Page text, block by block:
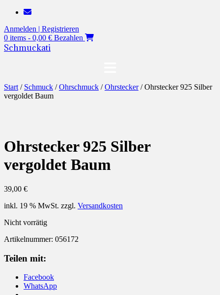
Zum
springen
Anmelden | Registrieren
0 items - 0,00 € Bezahlen
Schmuckati
Start / Schmuck /Ohrschmuck /Ohrstecker/ Ohrstecker 925 Silber
vergoldet Baum
Ohrstecker 925 Silber
vergoldet Baum
39,00 €
inkl. 19 % MwSt. zzgl. Versandkosten
Nicht vorrätig
Artikelnummer: 056172
Teilen mit:
Facebook
WhatsApp